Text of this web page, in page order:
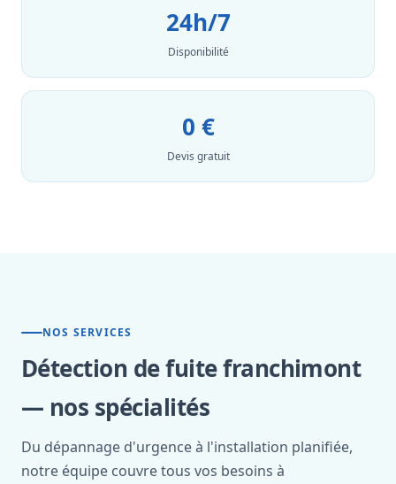
24h/7
Disponibilité
0 €
Devis gratuit
NOS SERVICES
Détection de fuite franchimont
— nos spécialités
Du dépannage d'urgence à l'installation planifiée,
notre équipe couvre tous vos besoins à